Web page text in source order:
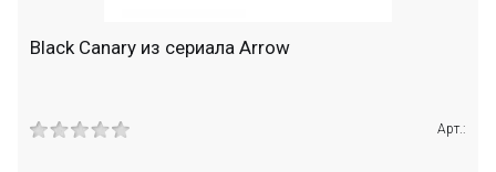
Black Canary из сериала Arrow
Арт.: